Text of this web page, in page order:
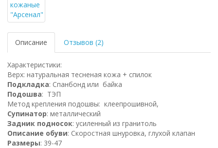
Описание Отзывов (2)
Характеристики:
Верх: натуральная тесненая кожа + спилок
Подкладка: Спанбонд или байка
Подошва: ТЭП
Метод крепления подошвы: клеепрошивной,
Супинатор: металлический
Задник подносок: усиленный из гранитоль
Описание обуви: Скоростная шнуровка, глухой клапан
Размеры: 39-47